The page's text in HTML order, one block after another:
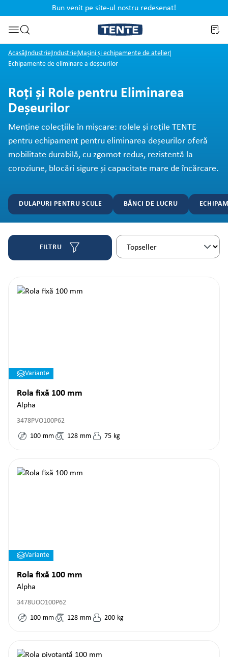
Sari la căutareBun venit pe site-ul nostru redesenat!
Acasă IndustrieIndustrieMașini și echipamente de atelier
Echipamente de eliminare a deșeurilor
Roți și Role pentru Eliminarea
Deșeurilor
Menține colecțiile în mișcare: rolele și roțile TENTE
pentru echipament pentru eliminarea deșeurilor oferă
mobilitate durabilă, cu zgomot redus, rezistentă la
coroziune, blocări sigure și capacitate mare de încărcare.
DULAPURI PENTRU SCULE BĂNCI DE LUCRU
FILTRU
Variante
Rola fixă 100 mm
Alpha
3478PVO100P62
100 mm 128 mm 75 kg
Variante
Rola fixă 100 mm
Alpha
3478UOO100P62
100 mm 128 mm 200 kg